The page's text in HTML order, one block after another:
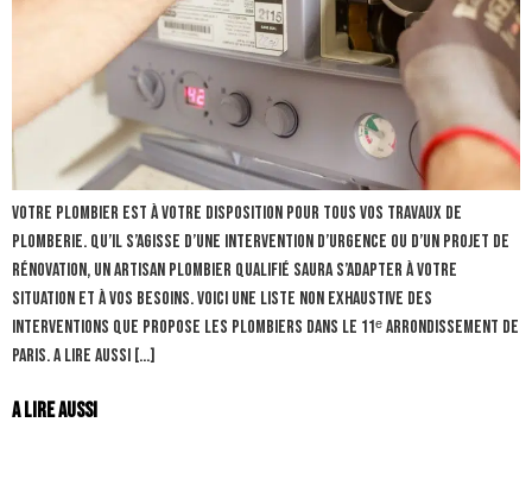
Votre plombier est à votre disposition pour tous vos travaux de
plomberie. Qu’il s’agisse d’une intervention d’urgence ou d’un projet de
rénovation, un artisan plombier qualifié saura s’adapter à votre
situation et à vos besoins. Voici une liste non exhaustive des
interventions que propose les plombiers dans le 11ᵉ arrondissement de
Paris. A lire aussi […]
A lire aussi